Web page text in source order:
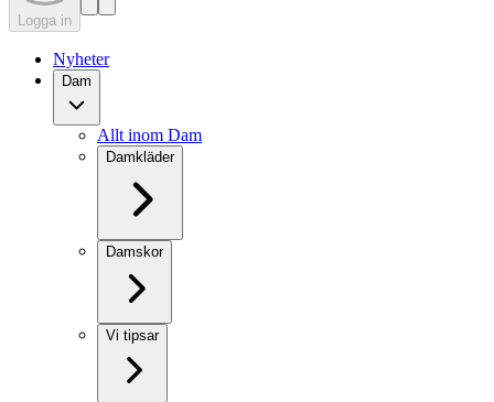
Logga in
Nyheter
Dam
Allt inom Dam
Damkläder
Damskor
Vi tipsar